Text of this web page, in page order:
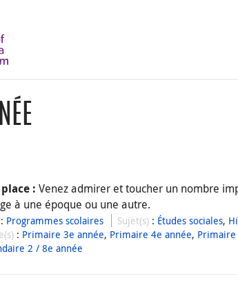
: Venez admirer et toucher un nombre
à une époque ou une autre.
: Programmes scolaires Sujet(s) : Études sociales,
: Primaire 3e année, Primaire 4e année, Primaire
2 / 8e année